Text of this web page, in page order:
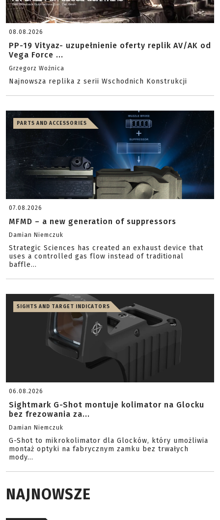
08.08.2026
PP-19 Vityaz- uzupełnienie oferty replik AV/AK od
Vega Force ...
Grzegorz Woźnica
Najnowsza replika z serii Wschodnich Konstrukcji
PARTS AND ACCESSORIES
07.08.2026
MFMD – a new generation of suppressors
Damian Niemczuk
Strategic Sciences has created an exhaust device that
uses a controlled gas flow instead of traditional
baffle...
SIGHTS AND TARGET INDICATORS
06.08.2026
Sightmark G-Shot montuje kolimator na Glocku
bez frezowania za...
Damian Niemczuk
G-Shot to mikrokolimator dla Glocków, który umożliwia
montaż optyki na fabrycznym zamku bez trwałych
mody...
NAJNOWSZE